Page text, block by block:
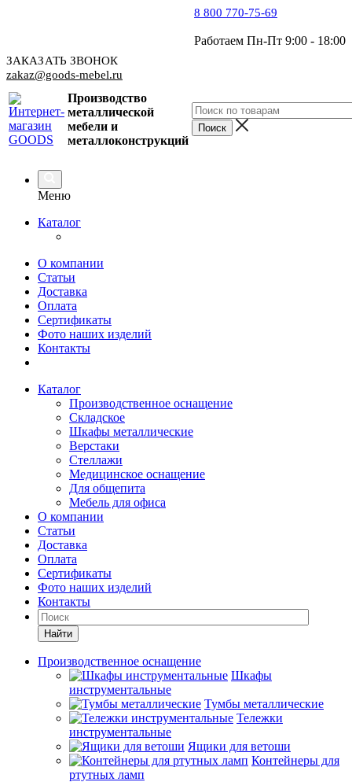
8 800 770-75-69
Работаем Пн-Пт 9:00 - 18:00
ЗАКАЗАТЬ ЗВОНОК
zakaz@goods-mebel.ru
Производство
металлической
мебели и
металлоконструкций
Меню
Каталог
О компании
Статьи
Доставка
Оплата
Сертификаты
Фото наших изделий
Контакты
Каталог
Производственное оснащение
Складское
Шкафы металлические
Верстаки
Стеллажи
Медицинское оснащение
Для общепита
Мебель для офиса
О компании
Статьи
Доставка
Оплата
Сертификаты
Фото наших изделий
Контакты
Найти
Производственное оснащение
Шкафы
инструментальные
Тумбы металлические
Тележки
инструментальные
Ящики для ветоши
Контейнеры для
ртутных ламп